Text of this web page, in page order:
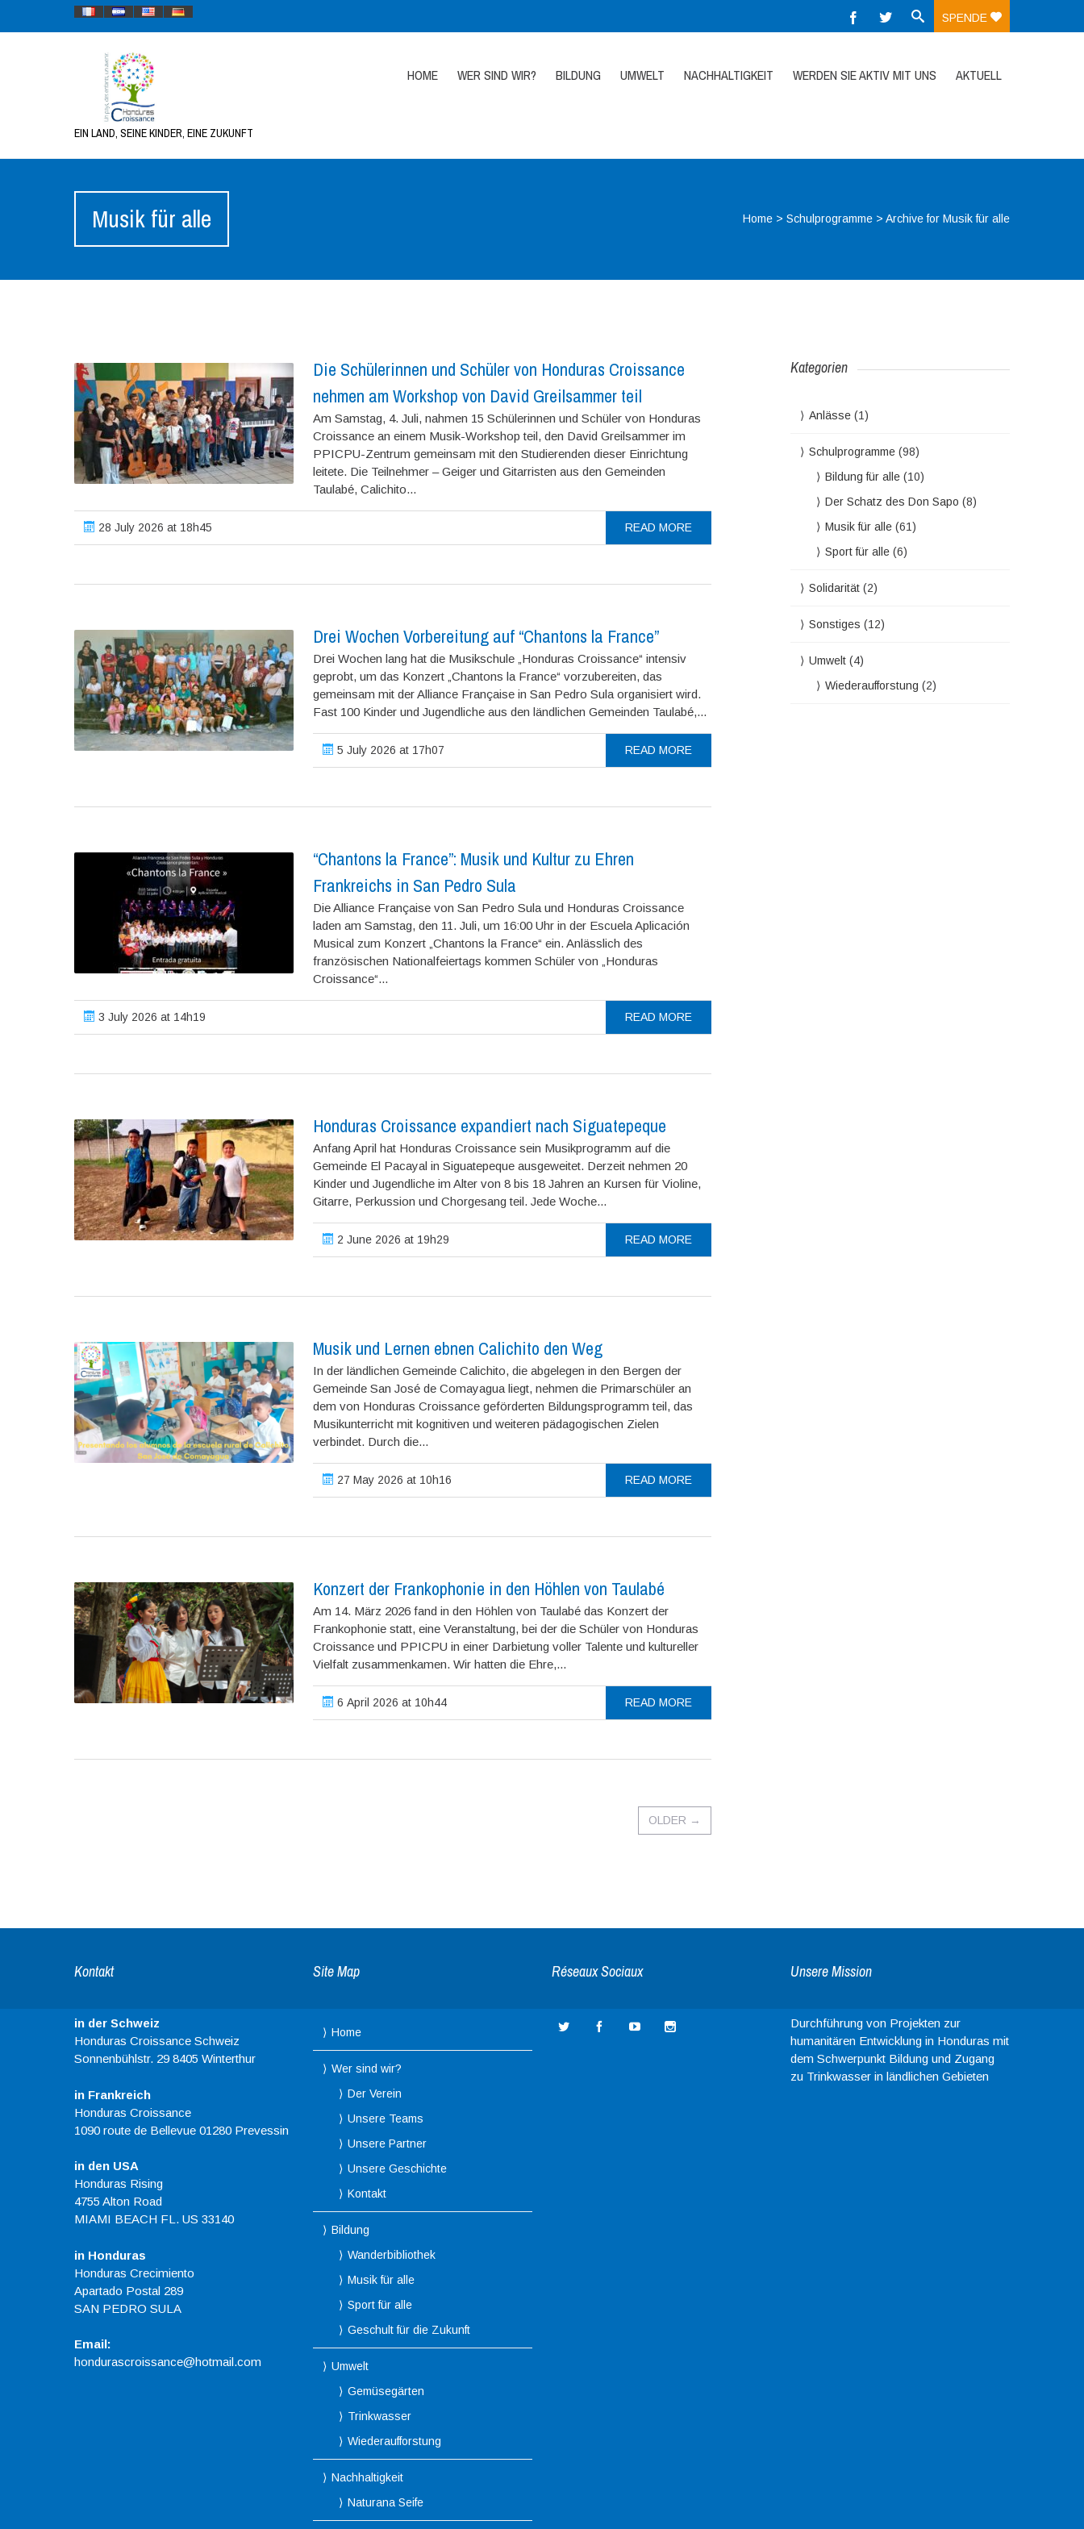
SPENDE
EIN LAND, SEINE KINDER, EINE ZUKUNFT
HOME WER SIND WIR? BILDUNG UMWELT NACHHALTIGKEIT WERDEN SIE AKTIV MIT UNS AKTUELL
Musik für alle Home >Schulprogramme >Archive for Musik für alle
Die Schülerinnen und Schüler von Honduras Croissance
nehmen am Workshop von David Greilsammer teil
Am Samstag, 4. Juli, nahmen 15 Schülerinnen und Schüler von Honduras
Croissance an einem Musik-Workshop teil, den David Greilsammer im
PPICPU-Zentrum gemeinsam mit den Studierenden dieser Einrichtung
leitete. Die Teilnehmer – Geiger und Gitarristen aus den Gemeinden
Taulabé, Calichito...
28 July 2026 at 18h45 READ MORE
Drei Wochen Vorbereitung auf “Chantons la France”
Drei Wochen lang hat die Musikschule „Honduras Croissance“ intensiv
geprobt, um das Konzert „Chantons la France“ vorzubereiten, das
gemeinsam mit der Alliance Française in San Pedro Sula organisiert wird.
Fast 100 Kinder und Jugendliche aus den ländlichen Gemeinden Taulabé,...
5 July 2026 at 17h07 READ MORE
“Chantons la France”: Musik und Kultur zu Ehren
Frankreichs in San Pedro Sula
Die Alliance Française von San Pedro Sula und Honduras Croissance
laden am Samstag, den 11. Juli, um 16:00 Uhr in der Escuela Aplicación
Musical zum Konzert „Chantons la France“ ein. Anlässlich des
französischen Nationalfeiertags kommen Schüler von „Honduras
Croissance“...
3 July 2026 at 14h19 READ MORE
Honduras Croissance expandiert nach Siguatepeque
Anfang April hat Honduras Croissance sein Musikprogramm auf die
Gemeinde El Pacayal in Siguatepeque ausgeweitet. Derzeit nehmen 20
Kinder und Jugendliche im Alter von 8 bis 18 Jahren an Kursen für Violine,
Gitarre, Perkussion und Chorgesang teil. Jede Woche...
2 June 2026 at 19h29 READ MORE
Musik und Lernen ebnen Calichito den Weg
In der ländlichen Gemeinde Calichito, die abgelegen in den Bergen der
Gemeinde San José de Comayagua liegt, nehmen die Primarschüler an
dem von Honduras Croissance geförderten Bildungsprogramm teil, das
Musikunterricht mit kognitiven und weiteren pädagogischen Zielen
verbindet. Durch die...
27 May 2026 at 10h16 READ MORE
Konzert der Frankophonie in den Höhlen von Taulabé
Am 14. März 2026 fand in den Höhlen von Taulabé das Konzert der
Frankophonie statt, eine Veranstaltung, bei der die Schüler von Honduras
Croissance und PPICPU in einer Darbietung voller Talente und kultureller
Vielfalt zusammenkamen. Wir hatten die Ehre,...
6 April 2026 at 10h44 READ MORE
OLDER →
Kategorien
Anlässe(1)
Schulprogramme(98)
Bildung für alle(10)
Der Schatz des Don Sapo (8)
Musik für alle(61)
Sport für alle(6)
Solidarität(2)
Sonstiges (12)
Umwelt(4)
Wiederaufforstung (2)
Kontakt
in der Schweiz
Honduras Croissance Schweiz
Sonnenbühlstr. 29 8405 Winterthur
in Frankreich
Honduras Croissance
1090 route de Bellevue 01280 Prevessin
in den USA
Honduras Rising
4755 Alton Road
MIAMI BEACH FL. US 33140
in Honduras
Honduras Crecimiento
Apartado Postal 289
SAN PEDRO SULA
Email:
hondurascroissance@hotmail.com
Site Map
Home
Wer sind wir?
Der Verein
Unsere Teams
Unsere Partner
Unsere Geschichte
Kontakt
Bildung
Wanderbibliothek
Musik für alle
Sport für alle
Geschult für die Zukunft
Umwelt
Gemüsegärten
Trinkwasser
Wiederaufforstung
Nachhaltigkeit
Naturana Seife
Réseaux Sociaux Unsere Mission
Durchführung von Projekten zur
humanitären Entwicklung in Honduras mit
dem Schwerpunkt Bildung und Zugang
zu Trinkwasser in ländlichen Gebieten